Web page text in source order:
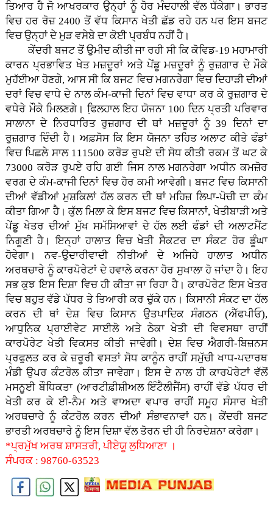
ਤਿਆਰ ਹੈ ਜੋ ਆਖਰਕਾਰ ਉਨ੍ਹਾਂ ਨੂੰ ਹੋਰ ਮੰਦਹਾਲੀ ਵੱਲ ਧੱਕੇਗਾ। ਭਾਰਤ
ਵਿਚ ਹਰ ਰੋਜ਼ 2400 ਤੋਂ ਵੱਧ ਕਿਸਾਨ ਖੇਤੀ ਛੱਡ ਰਹੇ ਹਨ ਪਰ ਇਸ ਬਜਟ
ਵਿਚ ਉਨ੍ਹਾਂ ਦੇ ਮੁੜ ਵਸੇਬੇ ਦਾ ਕੋਈ ਪ੍ਰਬੰਧ ਨਹੀਂ ਹੈ।
ਕੇਂਦਰੀ ਬਜਟ ਤੋਂ ਉਮੀਦ ਕੀਤੀ ਜਾ ਰਹੀ ਸੀ ਕਿ ਕੋਵਿਡ-19 ਮਹਾਮਾਰੀ
ਕਾਰਨ ਪ੍ਰਭਾਵਿਤ ਖੇਤ ਮਜ਼ਦੂਰਾਂ ਅਤੇ ਪੇਂਡੂ ਮਜ਼ਦੂਰਾਂ ਨੂੰ ਰੁਜ਼ਗਾਰ ਦੇ ਮੌਕੇ
ਮੁਹੱਈਆ ਹੋਣਗੇ, ਆਸ ਸੀ ਕਿ ਬਜਟ ਵਿਚ ਮਗਨਰੇਗਾ ਵਿਚ ਦਿਹਾੜੀ ਦੀਆਂ
ਦਰਾਂ ਵਿਚ ਵਾਧੇ ਦੇ ਨਾਲ ਕੰਮ-ਕਾਜੀ ਦਿਨਾਂ ਵਿਚ ਵਾਧਾ ਕਰ ਕੇ ਰੁਜ਼ਗਾਰ ਦੇ
ਵਧੇਰੇ ਮੌਕੇ ਮਿਲਣਗੇ। ਫਿ਼ਲਹਾਲ ਇਹ ਯੋਜਨਾ 100 ਦਿਨ ਪ੍ਰਤੀ ਪਰਿਵਾਰ
ਸਾਲਾਨਾ ਦੇ ਨਿਰਧਾਰਿਤ ਰੁਜ਼ਗਾਰ ਦੀ ਥਾਂ ਮਜ਼ਦੂਰਾਂ ਨੂੰ 39 ਦਿਨਾਂ ਦਾ
ਰੁਜ਼ਗਾਰ ਦਿੰਦੀ ਹੈ। ਅਫ਼ਸੋਸ ਕਿ ਇਸ ਯੋਜਨਾ ਤਹਿਤ ਅਲਾਟ ਕੀਤੇ ਫੰਡਾਂ
ਵਿਚ ਪਿਛਲੇ ਸਾਲ 111500 ਕਰੋੜ ਰੁਪਏ ਦੀ ਸੋਧ ਕੀਤੀ ਰਕਮ ਤੋਂ ਘਟ ਕੇ
73000 ਕਰੋੜ ਰੁਪਏ ਰਹਿ ਗਈ ਜਿਸ ਨਾਲ ਮਗਨਰੇਗਾ ਅਧੀਨ ਕਮਜ਼ੋਰ
ਵਰਗ ਦੇ ਕੰਮ-ਕਾਜੀ ਦਿਨਾਂ ਵਿਚ ਹੋਰ ਕਮੀ ਆਵੇਗੀ। ਬਜਟ ਵਿਚ ਕਿਸਾਨੀ
ਦੀਆਂ ਵੱਡੀਆਂ ਮੁਸ਼ਕਿਲਾਂ ਹੱਲ ਕਰਨ ਦੀ ਥਾਂ ਮਹਿਜ਼ ਲਿਪਾ-ਪੋਚੀ ਦਾ ਕੰਮ
ਕੀਤਾ ਗਿਆ ਹੈ। ਕੁੱਲ ਮਿਲਾ ਕੇ ਇਸ ਬਜਟ ਵਿਚ ਕਿਸਾਨਾਂ, ਖੇਤੀਬਾੜੀ ਅਤੇ
ਪੇਂਡੂ ਖੇਤਰ ਦੀਆਂ ਮੁੱਖ ਸਮੱਸਿਆਵਾਂ ਦੇ ਹੱਲ ਲਈ ਫੰਡਾਂ ਦੀ ਅਲਾਟਮੈਂਟ
ਨਿਗੂਣੀ ਹੈ। ਇਨ੍ਹਾਂ ਹਾਲਾਤ ਵਿਚ ਖੇਤੀ ਸੈਕਟਰ ਦਾ ਸੰਕਟ ਹੋਰ ਡੂੰਘਾ
ਹੋਵੇਗਾ। ਨਵ-ਉਦਾਰੀਵਾਦੀ ਨੀਤੀਆਂ ਦੇ ਅਜਿਹੇ ਹਾਲਾਤ ਅਧੀਨ
ਅਰਥਚਾਰੇ ਨੂੰ ਕਾਰਪੋਰੇਟਾਂ ਦੇ ਹਵਾਲੇ ਕਰਨਾ ਹੋਰ ਸੁਖਾਲਾ ਹੋ ਜਾਂਦਾ ਹੈ। ਇਹ
ਸਭ ਕੁਝ ਇਸ ਦਿਸ਼ਾ ਵਿਚ ਹੀ ਕੀਤਾ ਜਾ ਰਿਹਾ ਹੈ। ਕਾਰਪੋਰੇਟ ਇਸ ਖੇਤਰ
ਵਿਚ ਬਹੁਤ ਵੱਡੇ ਪੱਧਰ ਤੇ ਤਿਆਰੀ ਕਰ ਚੁੱਕੇ ਹਨ। ਕਿਸਾਨੀ ਸੰਕਟ ਦਾ ਹੱਲ
ਕਰਨ ਦੀ ਥਾਂ ਦੇਸ਼ ਵਿਚ ਕਿਸਾਨ ਉਤਪਾਦਿਕ ਸੰਗਠਨ (ਐੱਫਪੀਓ),
ਆਧੁਨਿਕ ਪ੍ਰਾਈਵੇਟ ਸਾਈਲੋ ਅਤੇ ਠੇਕਾ ਖੇਤੀ ਦੀ ਵਿਵਸਥਾ ਰਾਹੀਂ
ਕਾਰਪੋਰੇਟ ਖੇਤੀ ਵਿਕਸਤ ਕੀਤੀ ਜਾਵੇਗੀ। ਦੇਸ਼ ਵਿਚ ਐਗਰੀ-ਬਿਜ਼ਨਸ
ਪ੍ਰਫੁਲਤ ਕਰ ਕੇ ਜ਼ਰੂਰੀ ਵਸਤਾਂ ਸੋਧ ਕਾਨੂੰਨ ਰਾਹੀਂ ਸਮੁੱਚੀ ਖਾਧ-ਪਦਾਰਥ
ਮੰਡੀ ਉਪਰ ਕੰਟਰੋਲ ਕੀਤਾ ਜਾਵੇਗਾ। ਇਸ ਦੇ ਨਾਲ ਹੀ ਕਾਰਪੋਰੇਟਾਂ ਵੱਲੋਂ
ਮਸਨੂਈ ਬੌਧਿਕਤਾ (ਆਰਟੀਫ਼ੀਸ਼ੀਅਲ ਇੰਟੈਲੀਜੈਂਸ) ਰਾਹੀਂ ਵੱਡੇ ਪੱਧਰ ਦੀ
ਖੇਤੀ ਕਰ ਕੇ ਈ-ਨੈਮ ਅਤੇ ਵਾਅਦਾ ਵਪਾਰ ਰਾਹੀਂ ਸਮੂਹ ਸੰਸਾਰ ਖੇਤੀ
ਅਰਥਚਾਰੇ ਨੂੰ ਕੰਟਰੋਲ ਕਰਨ ਦੀਆਂ ਸੰਭਾਵਨਾਵਾਂ ਹਨ। ਕੇਂਦਰੀ ਬਜਟ
ਭਾਰਤੀ ਅਰਥਚਾਰੇ ਨੂੰ ਇਸ ਦਿਸ਼ਾ ਵੱਲ ਤੋਰਨ ਦੀ ਹੀ ਨਿਰਦੇਸ਼ਨਾ ਕਰੇਗਾ।
*ਪ੍ਰਮੁੱਖ ਅਰਥ ਸ਼ਾਸਤਰੀ, ਪੀਏਯੂ ਲੁਧਿਆਣਾ ।
ਸੰਪਰਕ : 98760-63523